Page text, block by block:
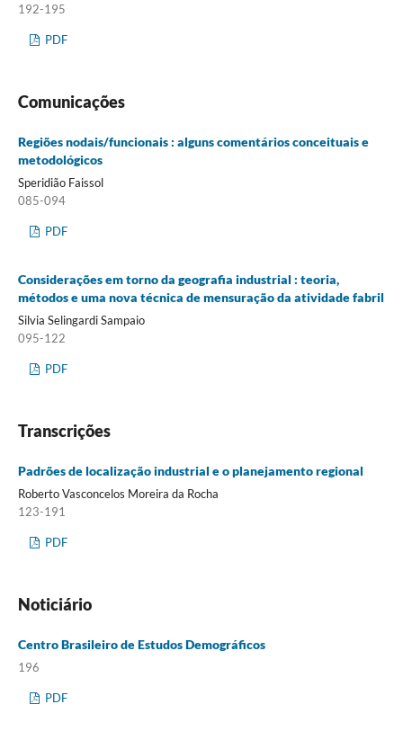
192-195
PDF
Comunicações
Regiões nodais/funcionais : alguns comentários conceituais e
metodológicos
Speridião Faissol
085-094
PDF
Considerações em torno da geografia industrial : teoria,
métodos e uma nova técnica de mensuração da atividade fabril
Silvia Selingardi Sampaio
095-122
PDF
Transcrições
Padrões de localização industrial e o planejamento regional
Roberto Vasconcelos Moreira da Rocha
123-191
PDF
Noticiário
Centro Brasileiro de Estudos Demográficos
196
PDF